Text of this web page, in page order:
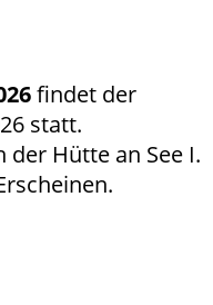
findet der
statt.
der Hütte an See I.